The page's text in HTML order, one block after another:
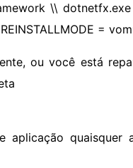
\\
=
ou você está
quaisquer